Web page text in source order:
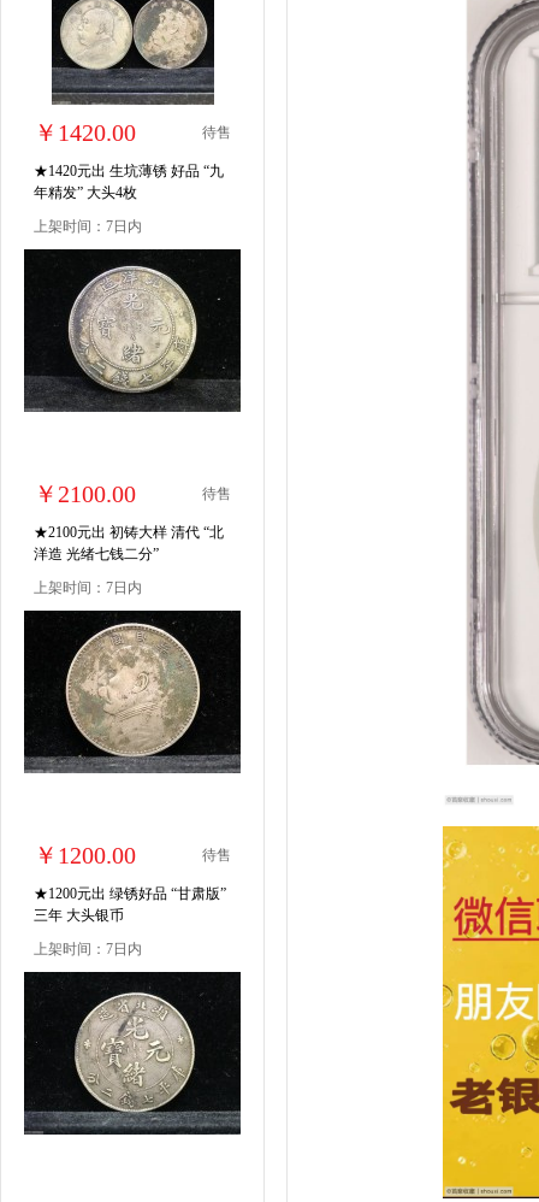
￥1420.00 待售
★1420元出 生坑薄锈 好品 “九
年精发” 大头4枚
上架时间：7日内
￥2100.00 待售
★2100元出 初铸大样 清代 “北
洋造 光绪七钱二分”
上架时间：7日内
￥1200.00 待售
★1200元出 绿锈好品 “甘肃版”
三年 大头银币
上架时间：7日内